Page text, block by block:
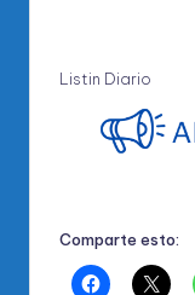
Listin Diario
Comparte esto: